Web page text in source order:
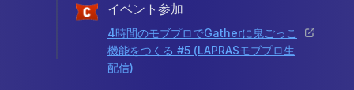
イベント参加
4時間のモブプロでGatherに鬼ごっこ
機能をつくる #5 (LAPRASモブプロ生
配信)